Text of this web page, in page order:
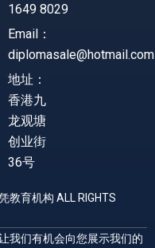
1649 8029
Email：
diplomasale@hotmail.com
地址：
香港九
龙观塘
创业街
36号
教育机构 ALL RIGHTS
我们有机会向您展示我们的